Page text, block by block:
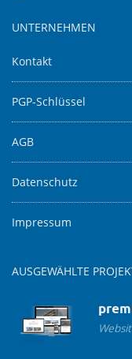
UNTERNEHMEN
Kontakt
PGP-Schlüssel
AGB
Datenschutz
Impressum
AUSGEWÄHLTE